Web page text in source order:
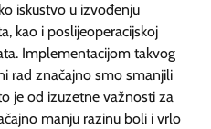
iskustvo u izvođenju
kao i poslijeoperacijskoj
Implementacijom takvog
rad značajno smo smanjili
je od izuzetne važnosti za
manju razinu boli i vrlo